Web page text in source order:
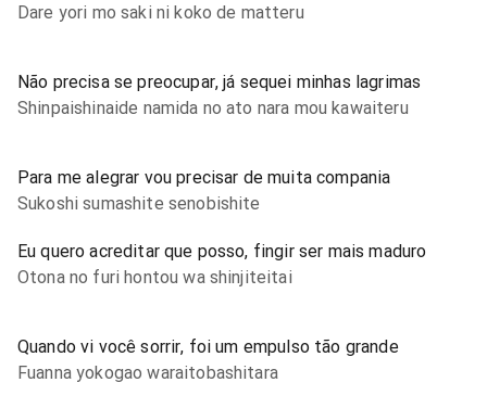
Dare yori mo saki ni koko de matteru
Não precisa se preocupar, já sequei minhas lagrimas
Shinpaishinaide namida no ato nara mou kawaiteru
Para me alegrar vou precisar de muita compania
Sukoshi sumashite senobishite
Eu quero acreditar que posso, fingir ser mais maduro
Otona no furi hontou wa shinjiteitai
Quando vi você sorrir, foi um empulso tão grande
Fuanna yokogao waraitobashitara